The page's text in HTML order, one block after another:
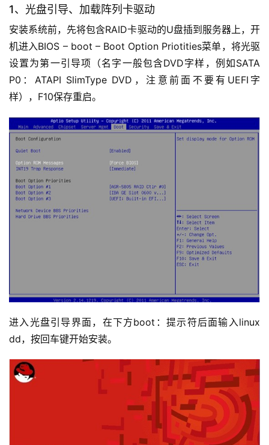
1、光盘引导、加载阵列卡驱动
安装系统前，先将包含RAID卡驱动的U盘插到服务器上，开
机进入BIOS – boot – Boot Option Priotities菜单，将光驱
设置为第一引导项（名字一般包含DVD字样，例如SATA
P0：ATAPI SlimType DVD，注意前面不要有UEFI字
样），F10保存重启。
进入光盘引导界面，在下方boot：提示符后面输入linux
dd，按回车键开始安装。